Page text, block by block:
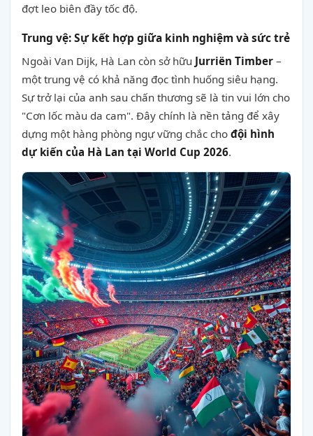
đợt leo biên đầy tốc độ.
Trung vệ: Sự kết hợp giữa kinh nghiệm và sức trẻ
Ngoài Van Dijk, Hà Lan còn sở hữu Jurriën Timber –
một trung vệ có khả năng đọc tình huống siêu hạng.
Sự trở lại của anh sau chấn thương sẽ là tin vui lớn cho
"Cơn lốc màu da cam". Đây chính là nền tảng để xây
dựng một hàng phòng ngự vững chắc cho đội hình
dự kiến của Hà Lan tại World Cup 2026.